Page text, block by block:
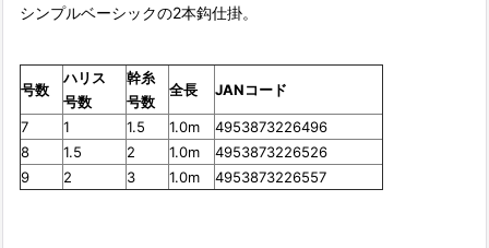
シンプルベーシックの2本鈎仕掛。
号数
ハリス
号数
幹糸
号数
全長 JANコード
7 1 1.5 1.0m
4953873226496
8
1.5 2 1.0m
4953873226526
9
2 3 1.0m 4953873226557